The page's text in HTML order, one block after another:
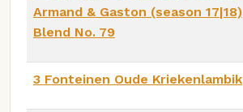
Armand & Gaston (season 17|18)
Blend No. 79
3 Fonteinen Oude Kriekenlambik